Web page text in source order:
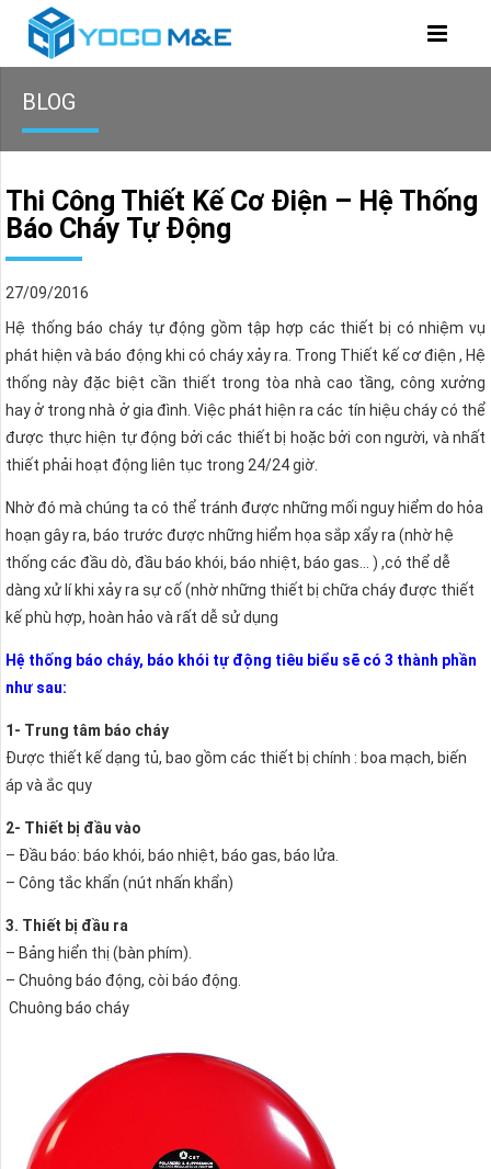
BLOG
Thi Công Thiết Kế Cơ Điện – Hệ Thống
Báo Cháy Tự Động
27/09/2016
Hệ thống báo cháy tự động gồm tập hợp các thiết bị có nhiệm vụ
phát hiện và báo động khi có cháy xảy ra. Trong Thiết kế cơ điện , Hệ
thống này đặc biệt cần thiết trong tòa nhà cao tầng, công xưởng
hay ở trong nhà ở gia đình. Việc phát hiện ra các tín hiệu cháy có thể
được thực hiện tự động bởi các thiết bị hoặc bởi con người, và nhất
thiết phải hoạt động liên tục trong 24/24 giờ.
Nhờ đó mà chúng ta có thể tránh được những mối nguy hiểm do hỏa
hoạn gây ra, báo trước được những hiểm họa sắp xẩy ra (nhờ hệ
thống các đầu dò, đầu báo khói, báo nhiệt, báo gas… ) ,có thể dễ
dàng xử lí khi xảy ra sự cố (nhờ những thiết bị chữa cháy được thiết
kế phù hợp, hoàn hảo và rất dễ sử dụng
Hệ thống báo cháy, báo khói tự động tiêu biểu sẽ có 3 thành phần
như sau:
1- Trung tâm báo cháy
Được thiết kế dạng tủ, bao gồm các thiết bị chính : boa mạch, biến
áp và ắc quy
2- Thiết bị đầu vào
– Đầu báo: báo khói, báo nhiệt, báo gas, báo lửa.
– Công tắc khẩn (nút nhấn khẩn)
3. Thiết bị đầu ra
– Bảng hiển thị (bàn phím).
– Chuông báo động, còi báo động.
Chuông báo cháy